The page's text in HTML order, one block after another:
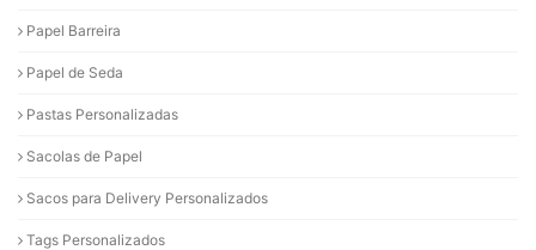
Papel Barreira
Papel de Seda
Pastas Personalizadas
Sacolas de Papel
Sacos para Delivery Personalizados
Tags Personalizados